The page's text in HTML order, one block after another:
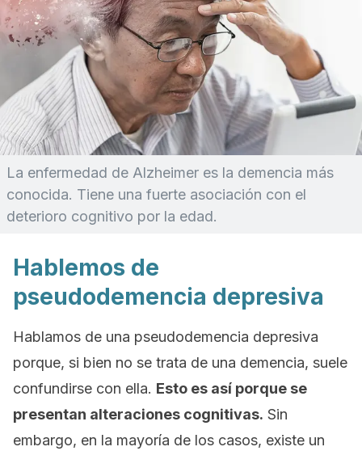
La enfermedad de Alzheimer es la demencia más
conocida. Tiene una fuerte asociación con el
deterioro cognitivo por la edad.
Hablemos de
pseudodemencia depresiva
Hablamos de una pseudodemencia depresiva
porque, si bien no se trata de una demencia, suele
confundirse con ella. Esto es así porque se
presentan alteraciones cognitivas. Sin
embargo, en la mayoría de los casos, existe un